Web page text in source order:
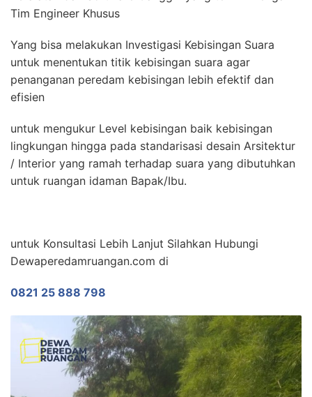
Tim Engineer Khusus
Yang bisa melakukan Investigasi Kebisingan Suara
untuk menentukan titik kebisingan suara agar
penanganan peredam kebisingan lebih efektif dan
efisien
untuk mengukur Level kebisingan baik kebisingan
lingkungan hingga pada standarisasi desain Arsitektur
/ Interior yang ramah terhadap suara yang dibutuhkan
untuk ruangan idaman Bapak/Ibu.
untuk Konsultasi Lebih Lanjut Silahkan Hubungi
Dewaperedamruangan.com di
0821 25 888 798